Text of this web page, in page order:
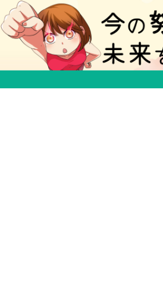
５分で得する豆知識ブログ